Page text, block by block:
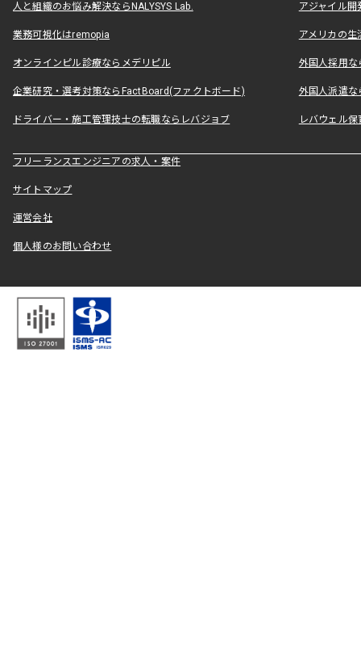
人と組織のお悩み解決ならNALYSYS Lab. アジャイル
業務可視化はremopia アメリカの
オンラインピル診療ならメデリピル 外国人採用
企業研究・選考対策ならFactBoard(ファクトボード) 外国人派遣な
ドライバー・施工管理技士の転職ならレバジョブ レバウェル
フリーランスエンジニアの求人・案件
サイトマップ
運営会社
個人様のお問い合わせ